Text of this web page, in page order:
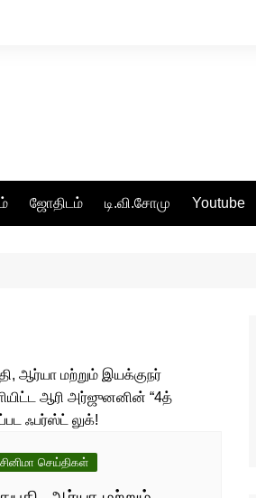
ஜோதிடம் டி.வி.சோமு Youtube
சினிமா செய்திகள்